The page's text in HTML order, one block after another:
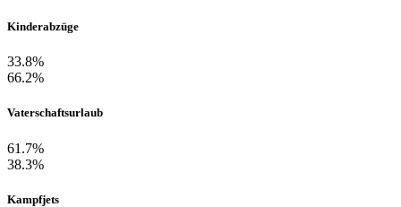
Kinderabzüge
33.8%
66.2%
Vaterschaftsurlaub
61.7%
38.3%
Kampfjets